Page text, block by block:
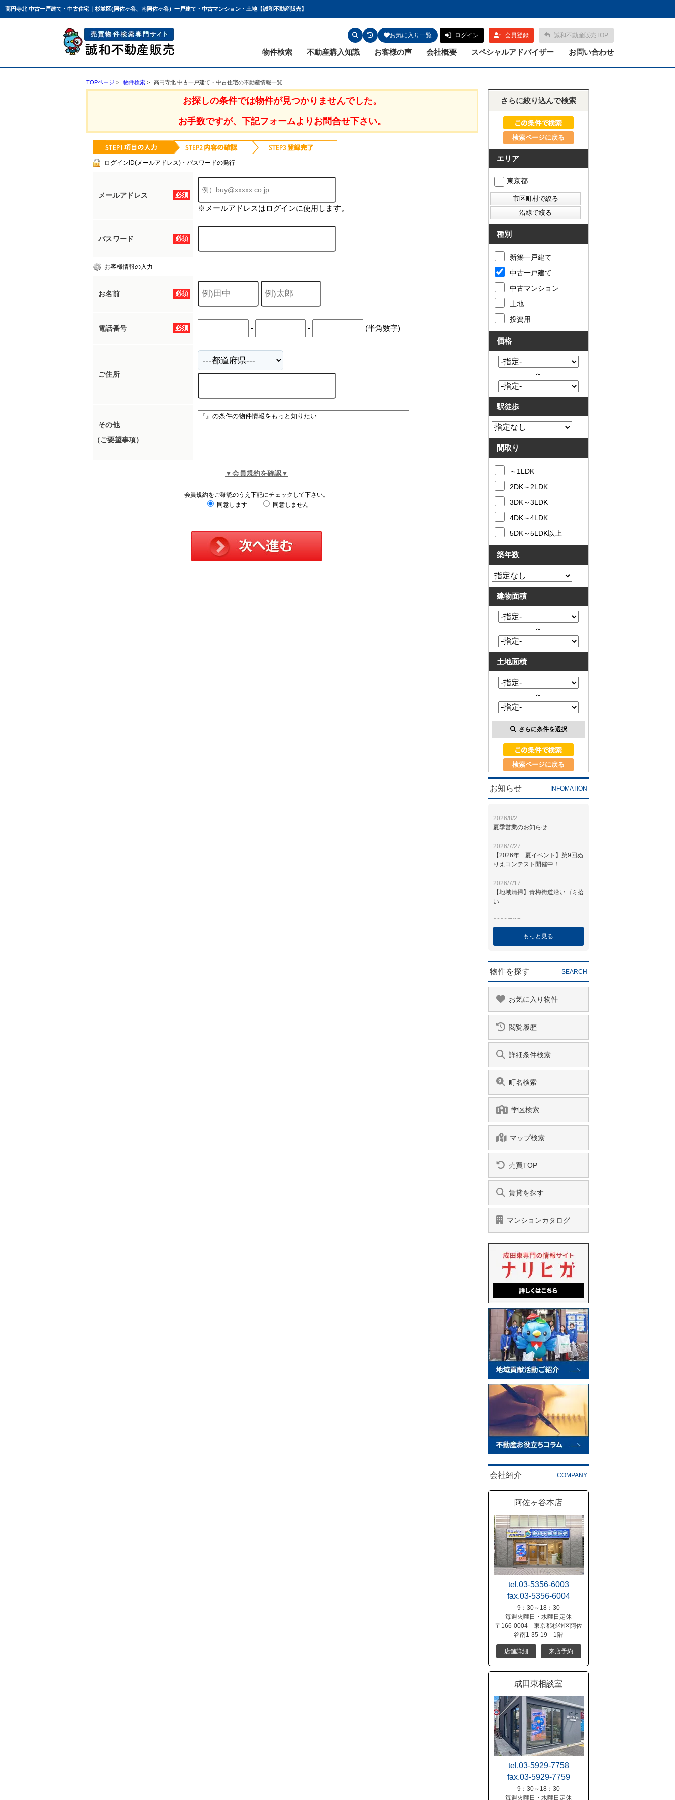
高円寺北 中古一戸建て・中古住宅｜杉並区(阿佐ヶ谷、南阿佐ヶ谷）一戸建て・中古マンション・土地【誠和不動産販売】
ログイン 会員登録 誠和不動産販売TOP
お気に入り一覧
物件検索 不動産購入知識 お客様の声 会社概要 スペシャルアドバイザー お問い合わせ
TOPページ 物件検索 高円寺北 中古一戸建て・中古住宅の不動産情報一覧
お探しの条件では物件が見つかりませんでした。
お手数ですが、下記フォームよりお問合せ下さい。
ログインID(メールアドレス)・パスワードの発行
必須
メールアドレス
※メールアドレスはログインに使用します。
必須
パスワード
お客様情報の入力
必須
お名前
必須
電話番号 - - (半角数字)
ご住所
その他
（ご要望事項）
▼会員規約を確認▼
会員規約をご確認のうえ下記にチェックして下さい。
同意します
同意しません
さらに絞り込んで検索
検索ページに戻る
エリア
東京都
種別
新築一戸建て
中古一戸建て
中古マンション
土地
投資用
価格
～
駅徒歩
間取り
～1LDK
2DK～2LDK
3DK～3LDK
4DK～4LDK
5DK～5LDK以上
築年数
建物面積
～
土地面積
～
さらに条件を選択
検索ページに戻る
お知らせ INFOMATION
もっと見る
物件を探す SEARCH
お気に入り物件
閲覧履歴
詳細条件検索
町名検索
学区検索
マップ検索
売買TOP
賃貸を探す
マンションカタログ
会社紹介 COMPANY
阿佐ヶ谷本店
tel.03-5356-6003
fax.03-5356-6004
9：30～18：30
毎週火曜日・水曜日定休
〒166-0004 東京都杉並区阿佐
谷南1-35-19 1階
店舗詳細 来店予約
成田東相談室
tel.03-5929-7758
fax.03-5929-7759
9：30～18：30
毎週火曜日・水曜日定休